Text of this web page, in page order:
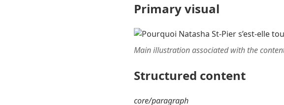
Primary visual
Main illustration associated with the
Structured content
core/paragraph